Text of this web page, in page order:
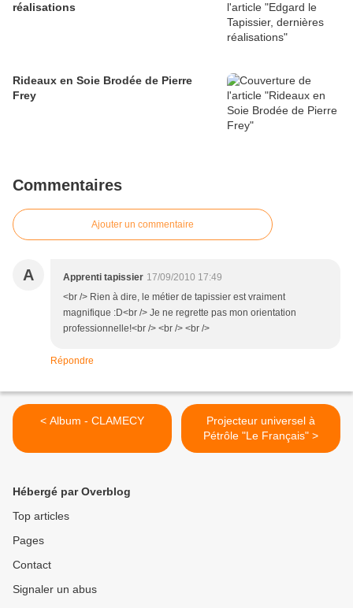
réalisations
Rideaux en Soie Brodée de Pierre
Frey
Commentaires
Ajouter un commentaire
A Apprenti tapissier 17/09/2010 17:49
<br /> Rien à dire, le métier de tapissier est vraiment
magnifique :D<br /> Je ne regrette pas mon orientation
professionnelle!<br /> <br /> <br />
Répondre
< Album - CLAMECY
Projecteur universel à
Pétrôle "Le Français" >
Hébergé par Overblog
Top articles
Pages
Contact
Signaler un abus